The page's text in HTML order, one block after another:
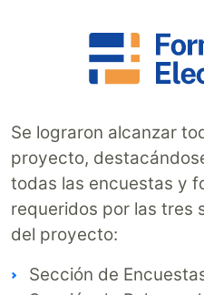
Se lograron alcanzar
proyecto,
todas las encuestas y
requeridos por las tres
del proyecto:
Sección de